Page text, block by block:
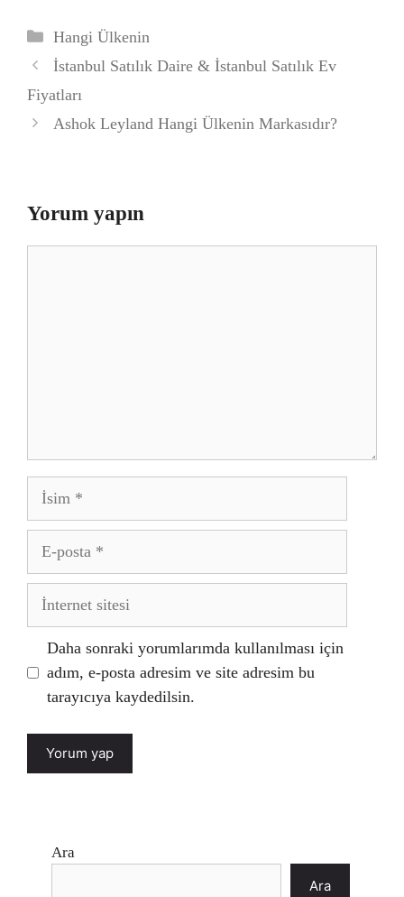
Kategoriler
Hangi Ülkenin
İstanbul Satılık Daire & İstanbul Satılık Ev
Fiyatları
Ashok Leyland Hangi Ülkenin Markasıdır?
Yorum yapın
İsim
posta
İnternet
Daha sonraki yorumlarımda kullanılması için
adım, e-posta adresim ve site adresim bu
tarayıcıya kaydedilsin.
Ara
Ara